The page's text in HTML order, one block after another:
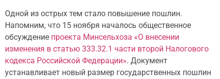
Одной из острых тем стало повышение пошлин.
Напомним, что 15 ноября началось общественное
обсуждение проекта Минсельхоза «О внесении
изменения в статью 333.32.1 части второй Налогового
кодекса Российской Федерации». Документ
устанавливает новый размер государственных пошлин